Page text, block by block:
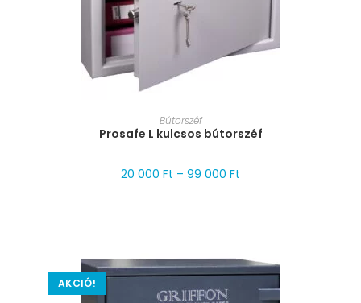
MÉRET VÁLASZTÁSA
Bútorszéf
Prosafe L kulcsos bútorszéf
20 000 Ft – 99 000 Ft
AKCIÓ!